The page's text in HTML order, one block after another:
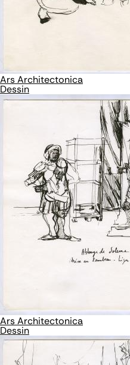
Ars Architectonica
Dessin
Ars Architectonica
Dessin